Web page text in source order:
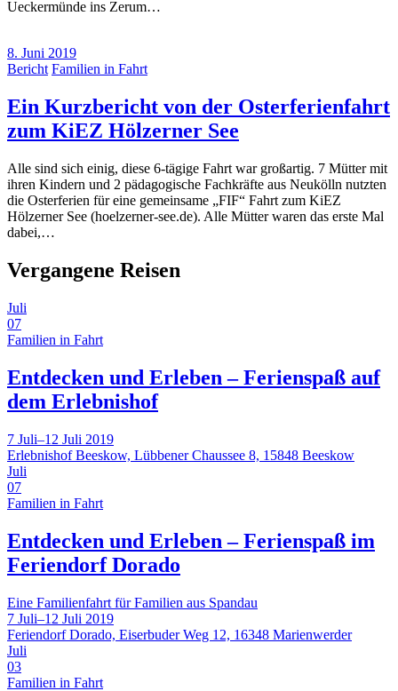
Ueckermünde ins Zerum…
8. Juni 2019
Bericht Familien in Fahrt
Ein Kurzbericht von der Osterferienfahrt
zum KiEZ Hölzerner See
Alle sind sich einig, diese 6-tägige Fahrt war großartig. 7 Mütter mit
ihren Kindern und 2 pädagogische Fachkräfte aus Neukölln nutzten
die Osterferien für eine gemeinsame „FIF“ Fahrt zum KiEZ
Hölzerner See (hoelzerner-see.de). Alle Mütter waren das erste Mal
dabei,…
Vergangene Reisen
Juli
07
Familien in Fahrt
Entdecken und Erleben – Ferienspaß auf
dem Erlebnishof
7 Juli–12 Juli 2019
Erlebnishof Beeskow, Lübbener Chaussee 8, 15848 Beeskow
Juli
07
Familien in Fahrt
Entdecken und Erleben – Ferienspaß im
Feriendorf Dorado
Eine Familienfahrt für Familien aus Spandau
7 Juli–12 Juli 2019
Feriendorf Dorado, Eiserbuder Weg 12, 16348 Marienwerder
Juli
03
Familien in Fahrt